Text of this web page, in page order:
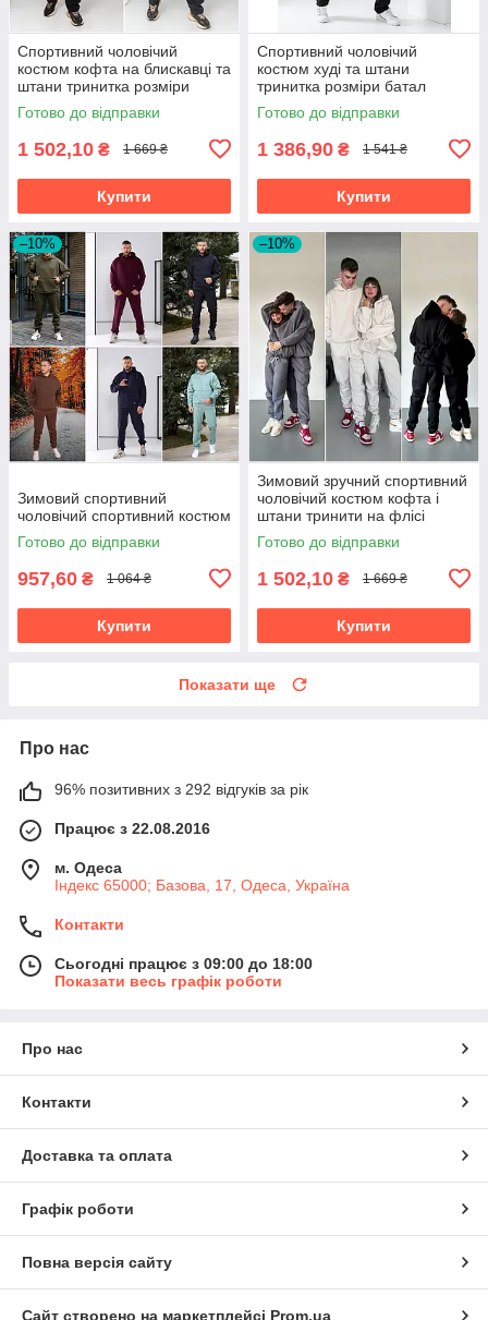
Спортивний чоловічий
костюм кофта на блискавці та
штани тринитка розміри
батал на великий зірсист
Готово до відправки
1 502,10 ₴ 1 669 ₴
Купити
Спортивний чоловічий
костюм худі та штани
тринитка розміри батал
Готово до відправки
1 386,90 ₴ 1 541 ₴
Купити
–10%
Зимовий спортивний
чоловічий спортивний костюм
Готово до відправки
957,60 ₴ 1 064 ₴
Купити
–10%
Зимовий зручний спортивний
чоловічий костюм кофта і
штани тринити на флісі
розміри батал
Готово до відправки
1 502,10 ₴ 1 669 ₴
Купити
Показати ще
Про нас
96% позитивних з 292 відгуків за рік
Працює з 22.08.2016
м. Одеса
Індекс 65000; Базова, 17, Одеса, Україна
Контакти
Сьогодні працює з 09:00 до 18:00
Показати весь графік роботи
Про нас
Контакти
Доставка та оплата
Графік роботи
Повна версія сайту
Сайт створено на маркетплейсі Prom.ua